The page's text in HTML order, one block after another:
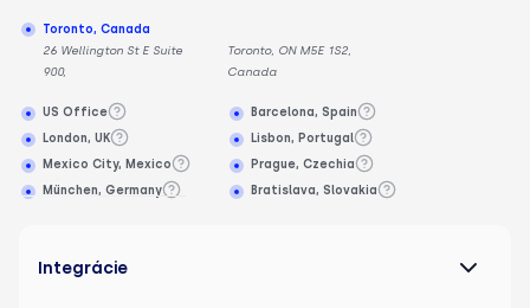
Toronto, Canada
26 Wellington St E Suite
900,
Toronto, ON M5E 1S2,
Canada
US Office
London, UK
Mexico City, Mexico
München, Germany
Barcelona, Spain
Lisbon, Portugal
Prague, Czechia
Bratislava, Slovakia
Integrácie